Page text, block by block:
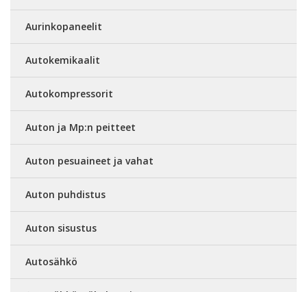
Aurinkopaneelit
Autokemikaalit
Autokompressorit
Auton ja Mp:n peitteet
Auton pesuaineet ja vahat
Auton puhdistus
Auton sisustus
Autosähkö